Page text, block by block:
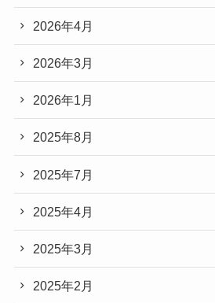
2026年4月
2026年3月
2026年1月
2025年8月
2025年7月
2025年4月
2025年3月
2025年2月